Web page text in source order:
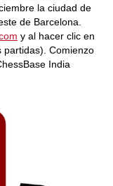
la ciudad de
de Barcelona.
y al hacer clic en
partidas). Comienzo
India